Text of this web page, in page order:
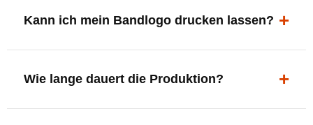
ergonomisch, sicher und gut sichtbar.
Kann ich mein Bandlogo drucken lassen?
deine Bühne, deine Marke.
Wie lange dauert die Produktion?